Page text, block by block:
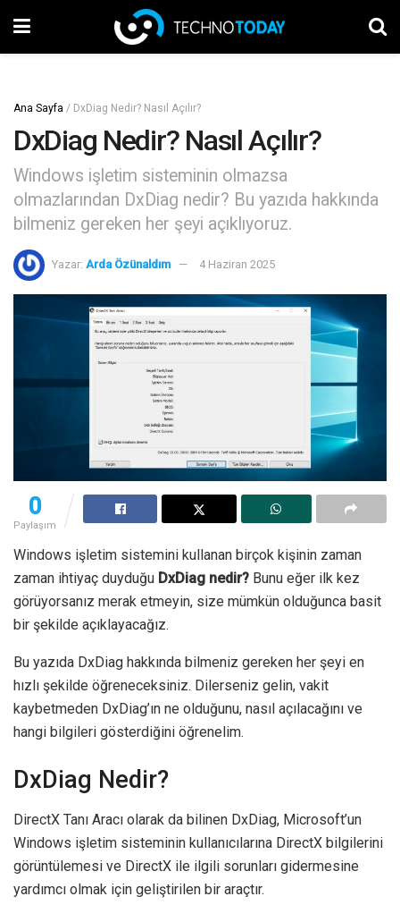
Ana Sayfa / DxDiag Nedir? Nasıl Açılır?
DxDiag Nedir? Nasıl Açılır?
Windows işletim sisteminin olmazsa
olmazlarından DxDiag nedir? Bu yazıda hakkında
bilmeniz gereken her şeyi açıklıyoruz.
Yazar: Arda Özünaldım 4 Haziran 2025
0
Paylaşım
Windows işletim sistemini kullanan birçok kişinin zaman
zaman ihtiyaç duyduğu DxDiag nedir? Bunu eğer ilk kez
görüyorsanız merak etmeyin, size mümkün olduğunca basit
bir şekilde açıklayacağız.
Bu yazıda DxDiag hakkında bilmeniz gereken her şeyi en
hızlı şekilde öğreneceksiniz. Dilerseniz gelin, vakit
kaybetmeden DxDiag’ın ne olduğunu, nasıl açılacağını ve
hangi bilgileri gösterdiğini öğrenelim.
DxDiag Nedir?
DirectX Tanı Aracı olarak da bilinen DxDiag, Microsoft’un
Windows işletim sisteminin kullanıcılarına DirectX bilgilerini
görüntülemesi ve DirectX ile ilgili sorunları gidermesine
yardımcı olmak için geliştirilen bir araçtır.